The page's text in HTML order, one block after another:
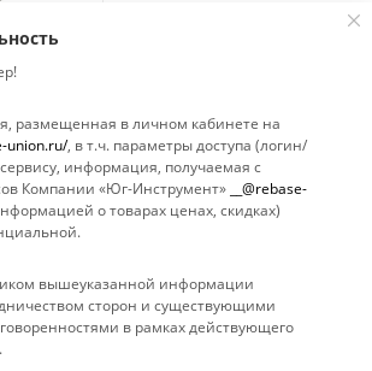
2 шт.
размещенная в личном кабинете на
union.ru/, в т.ч. параметры доступа (логин/
информация, получаемая с
Компании «Юг-Инструмент»
__@rebase-
о товарах ценах, скидках)
вышеуказанной информации
сторон и существующими
в рамках действующего